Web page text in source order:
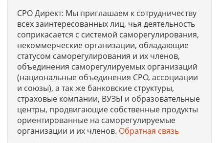
СРО Директ: Мы приглашаем к сотрудничеству
всех заинтересованных лиц, чья деятельность
соприкасается с системой саморегулирования,
некоммерческие организации, обладающие
статусом саморегулирования и их членов,
объединения саморегулируемых организаций
(национальные объединения СРО, ассоциации
и союзы), а так же банковские структуры,
страховые компании, ВУЗЫ и образовательные
центры, продвигающие собственные продукты
ориентированные на саморегулируемые
организации и их членов. Обратная связь